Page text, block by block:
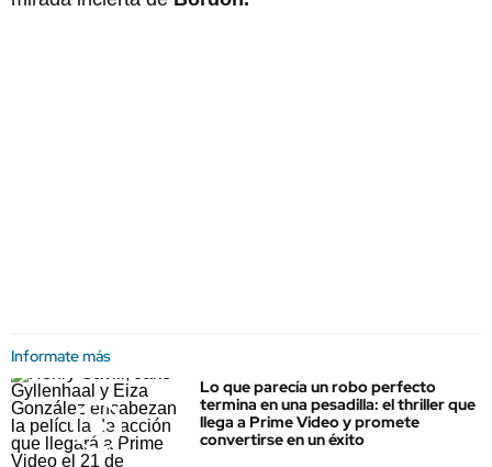
Informate más
Lo que parecía un robo perfecto
termina en una pesadilla: el thriller que
llega a Prime Video y promete
convertirse en un éxito